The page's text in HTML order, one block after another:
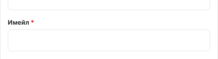
*
Имейл *